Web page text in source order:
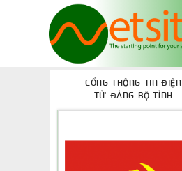
CỔNG THÔNG TIN ĐIỆN
TỬ ĐẢNG BỘ TỈNH